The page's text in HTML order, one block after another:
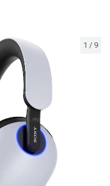
1 / 9